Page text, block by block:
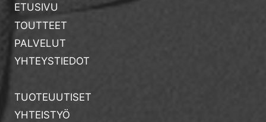
ETUSIVU
TOUTTEET
PALVELUT
YHTEYSTIEDOT
TUOTEUUTISET
YHTEISTYÖ